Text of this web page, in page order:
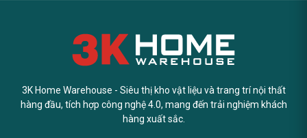
3K Home Warehouse - Siêu thị kho vật liệu và trang trí nội thất
hàng đầu, tích hợp công nghệ 4.0, mang đến trải nghiệm khách
hàng xuất sắc.